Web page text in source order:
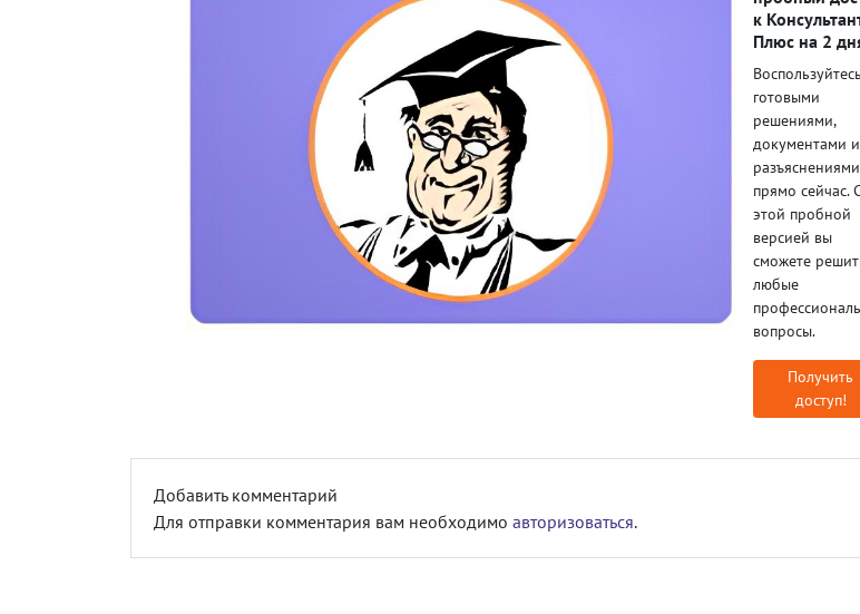
к
Плюс на 2
Воспользуйтесь
готовыми
решениями,
документами и
разъяснениями
прямо сейчас. С
этой пробной
версией вы
сможете
любые
вопросы.
Получить
доступ!
Добавить комментарий
Для отправки комментария вам необходимо авторизоваться.